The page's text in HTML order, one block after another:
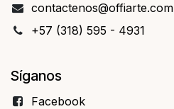
contact​​enos@offiarte.com
+57 (318) 595 - 4931
Síganos
Facebo​​ok